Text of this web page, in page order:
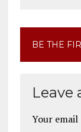
BE THE
Leave
Your email